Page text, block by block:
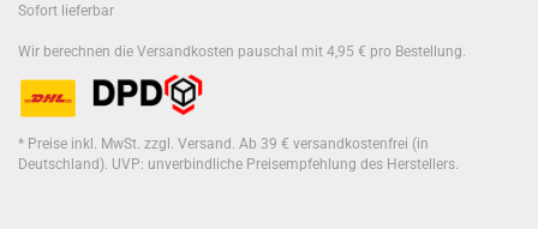
Sofort lieferbar
Wir berechnen die Versandkosten pauschal mit 4,95 € pro Bestellung.
* Preise inkl. MwSt. zzgl. Versand. Ab 39 € versandkostenfrei (in
Deutschland). UVP: unverbindliche Preisempfehlung des Herstellers.